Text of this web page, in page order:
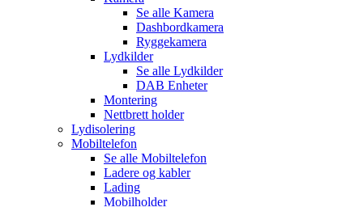
Se alle Kamera
Dashbordkamera
Ryggekamera
Lydkilder
Se alle Lydkilder
DAB Enheter
Montering
Nettbrett holder
Lydisolering
Mobiltelefon
Se alle Mobiltelefon
Ladere og kabler
Lading
Mobilholder